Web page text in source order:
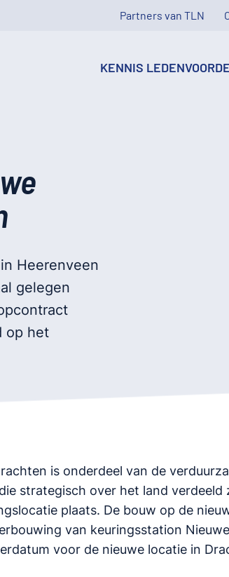
Partners van TLN
KENNIS
Heerenveen
gelegen
op het
is onderdeel van de
strategisch over het land verdeeld
plaats. De bouw op de
van keuringsstation
voor de nieuwe locatie in